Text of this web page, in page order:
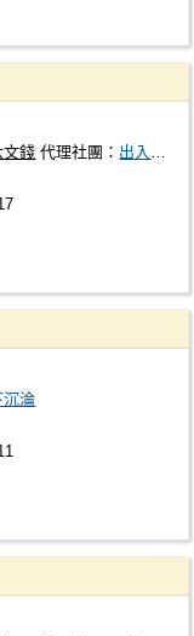
文錢 代理社團： 出入平安
沉淪